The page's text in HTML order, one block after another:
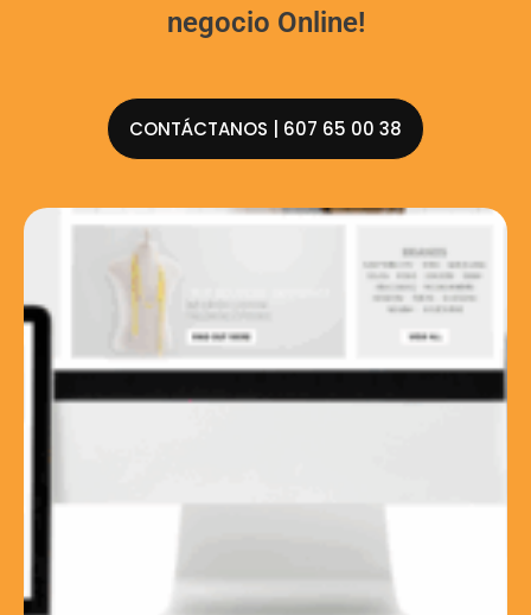
negocio Online!
CONTÁCTANOS | 607 65 00 38